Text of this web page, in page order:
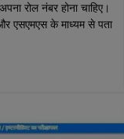
रोल नंबर होना चाहिए।
एसएमएस के माध्यम से पता